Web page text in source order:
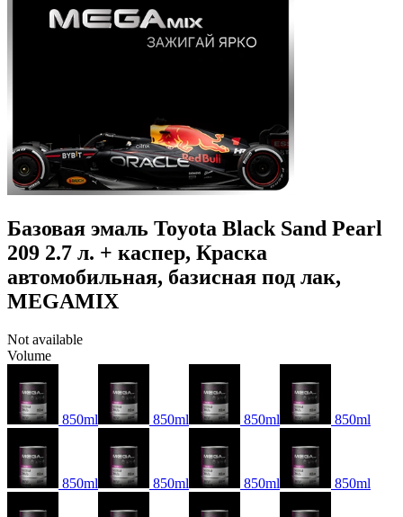
Базовая эмаль Toyota Black Sand Pearl
209 2.7 л. + каспер, Краска
автомобильная, базисная под лак,
MEGAMIX
Not available
Volume
850ml 850ml 850ml 850ml
850ml 850ml 850ml 850ml